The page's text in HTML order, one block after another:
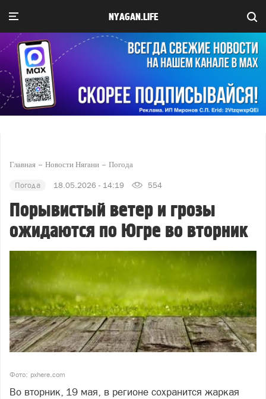
NYAGAN.LIFE
Главная Новости Нягани Погода
Погода 18.05.2026 - 14:19 554
Порывистый ветер и грозы
ожидаются по Югре во вторник
Фото: pxhere.com
Во вторник, 19 мая, в регионе сохранится жаркая